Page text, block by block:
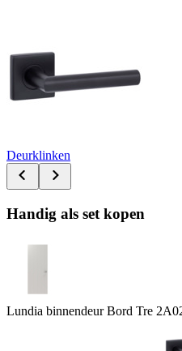
Deurklinken
Handig als set kopen
Lundia binnendeur Bord Tre